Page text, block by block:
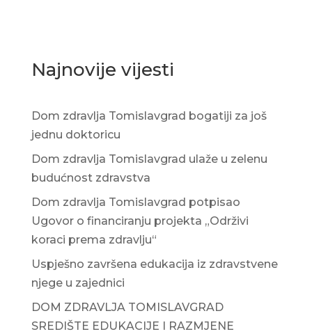
Najnovije vijesti
Dom zdravlja Tomislavgrad bogatiji za još
jednu doktoricu
Dom zdravlja Tomislavgrad ulaže u zelenu
budućnost zdravstva
Dom zdravlja Tomislavgrad potpisao
Ugovor o financiranju projekta „Održivi
koraci prema zdravlju“
Uspješno završena edukacija iz zdravstvene
njege u zajednici
DOM ZDRAVLJA TOMISLAVGRAD
SREDIŠTE EDUKACIJE I RAZMJENE